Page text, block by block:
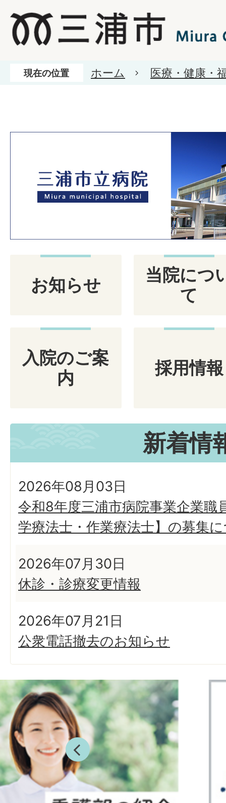
現在の位置 ホーム 医療・健康・
三浦市立病院
お知らせ
当院につ
て
入院のご案
内
採用情報
新着情
2026年08月03日
令和8年度三浦市病院事業企業職
学療法士・作業療法士】の募集
2026年07月30日
休診・診療変更情報
2026年07月21日
公衆電話撤去のお知らせ
前へ